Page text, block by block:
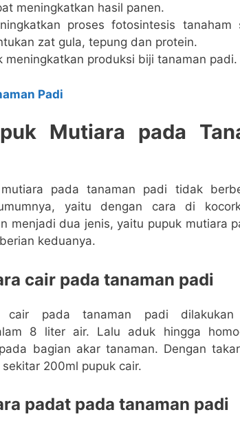
meningkatkan hasil panen.
proses fotosintesis tanaham
zat gula, tepung dan protein.
produksi biji tanaman padi.
Padi
Mutiara pada
pada tanaman padi tidak
yaitu dengan cara di
menjadi dua jenis, yaitu pupuk mutiara
keduanya.
cair pada tanaman padi
cair pada tanaman padi dilakukan
8 liter air. Lalu aduk hingga
bagian akar tanaman. Dengan
200ml pupuk cair.
padat pada tanaman padi